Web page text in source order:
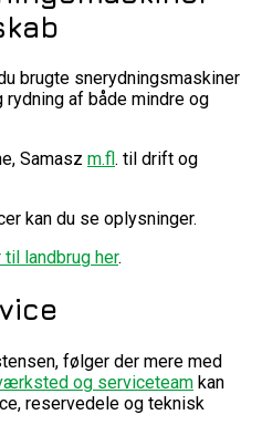
brugte snerydningsmaskiner
af både mindre og
Samasz m.fl. til drift og
kan du se oplysninger.
landbrug her.
følger der mere med
og serviceteam kan
reservedele og teknisk